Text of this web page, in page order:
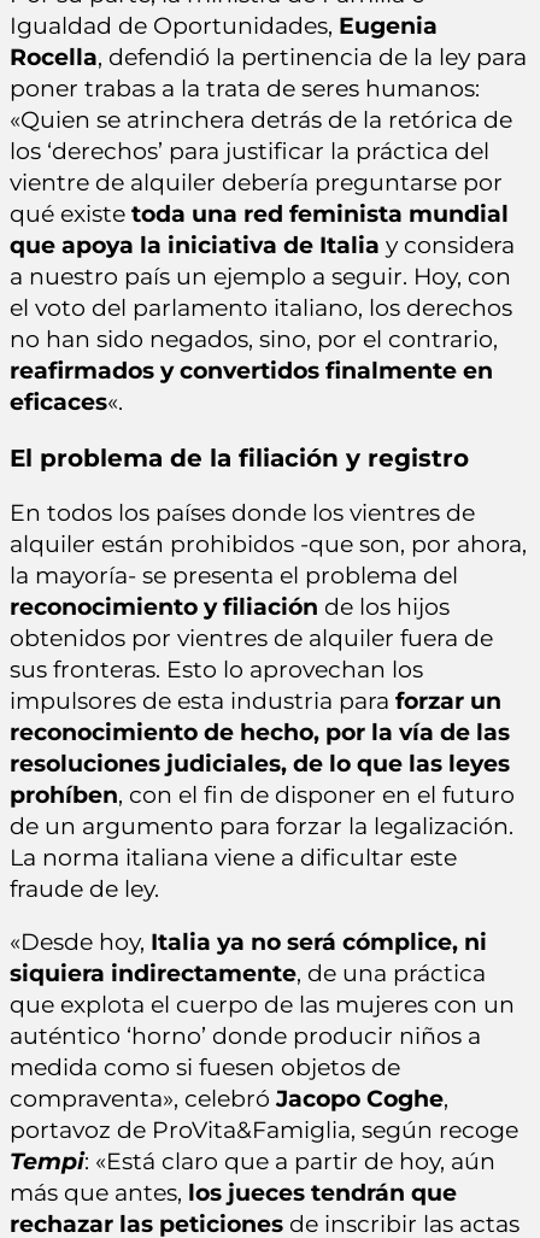
Igualdad de Oportunidades, Eugenia
Rocella, defendió la pertinencia de la ley para
poner trabas a la trata de seres humanos:
«Quien se atrinchera detrás de la retórica de
los ‘derechos’ para justificar la práctica del
vientre de alquiler debería preguntarse por
qué existe toda una red feminista mundial
que apoya la iniciativa de Italia y considera
a nuestro país un ejemplo a seguir. Hoy, con
el voto del parlamento italiano, los derechos
no han sido negados, sino, por el contrario,
reafirmados y convertidos finalmente en
eficaces«.
El problema de la filiación y registro
En todos los países donde los vientres de
alquiler están prohibidos -que son, por ahora,
la mayoría- se presenta el problema del
reconocimiento y filiación de los hijos
obtenidos por vientres de alquiler fuera de
sus fronteras. Esto lo aprovechan los
impulsores de esta industria para forzar un
reconocimiento de hecho, por la vía de las
resoluciones judiciales, de lo que las leyes
prohíben, con el fin de disponer en el futuro
de un argumento para forzar la legalización.
La norma italiana viene a dificultar este
fraude de ley.
«Desde hoy, Italia ya no será cómplice, ni
siquiera indirectamente, de una práctica
que explota el cuerpo de las mujeres con un
auténtico ‘horno’ donde producir niños a
medida como si fuesen objetos de
compraventa», celebróJacopo Coghe,
portavoz de ProVita&Famiglia, según recoge
Tempi: «Está claro que a partir de hoy, aún
más que antes, los jueces tendrán que
rechazar las peticiones de inscribir las actas